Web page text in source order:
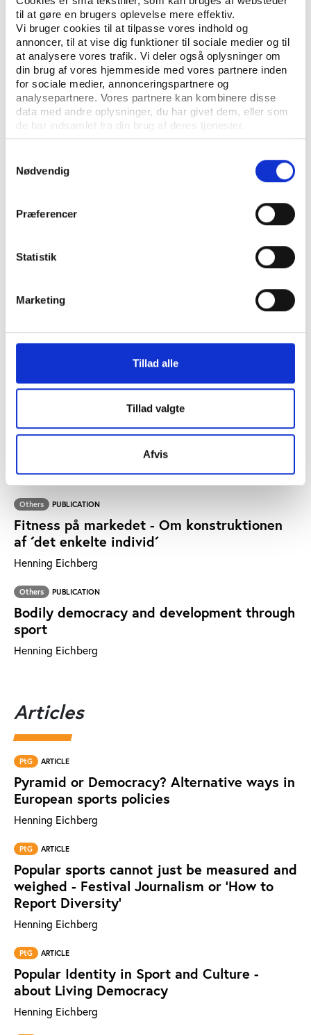
til at gøre en brugers oplevelse mere effektiv.
Vi bruger cookies til at tilpasse vores indhold og
annoncer, til at vise dig funktioner til sociale medier og til
at analysere vores trafik. Vi deler også oplysninger om
din brug af vores hjemmeside med vores partnere inden
for sociale medier, annonceringspartnere og
analysepartnere. Vores partnere kan kombinere disse
data med andre oplysninger, du har givet dem, eller som
de har indsamlet fra din brug af deres tjenester.
Nødvendig
Præferencer
Statistik
Marketing
Tillad alle
Tillad valgte
Afvis
Others PUBLICATION
Folkelig idræt kan ikke sådan måles eller
vejes'
Henning Eichberg
Others PUBLICATION
Et andet friluftsliv og en alternativ biologi
Bevægelsens produktivering og
Køn i bevægelse
Others PUBLICATION
Politik, magt og praksis i kropskulturen
Henning Eichberg
Sundhedskulturelle bølger. Indledning til
Henning Eichberg, Per Jørgensen, Jørn Hansen
Others PUBLICATION
Fitness på markedet - Om konstruktionen
af ´det enkelte individ´
Henning Eichberg
Others PUBLICATION
Bodily democracy and development through
sport
Henning Eichberg
Articles
PtG ARTICLE
Pyramid or Democracy? Alternative ways in
European sports policies
Henning Eichberg
PtG ARTICLE
Popular sports cannot just be measured and
weighed - Festival Journalism or 'How to
Report Diversity'
Henning Eichberg
PtG ARTICLE
Popular Identity in Sport and Culture -
about Living Democracy
Henning Eichberg